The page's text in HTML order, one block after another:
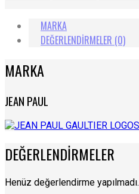
MARKA
DEĞERLENDIRMELER (0)
MARKA
JEAN PAUL
DEĞERLENDIRMELER
Henüz değerlendirme yapılmadı.